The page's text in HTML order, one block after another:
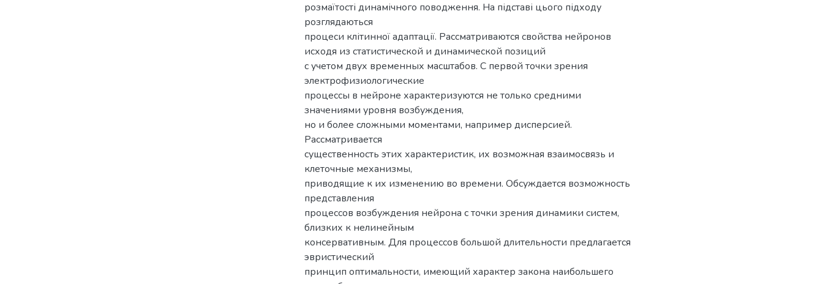
розмаїтості динамічного поводження. На підставі цього підходу
розглядаються
процеси клітинної адаптації. Рассматриваются свойства нейронов
исходя из статистической и динамической позиций
с учетом двух временных масштабов. С первой точки зрения
электрофизиологические
процессы в нейроне характеризуются не только средними
значениями уровня возбуждения,
но и более сложными моментами, например дисперсией.
Рассматривается
существенность этих характеристик, их возможная взаимосвязь и
клеточные механизмы,
приводящие к их изменению во времени. Обсуждается возможность
представления
процессов возбуждения нейрона с точки зрения динамики систем,
близких к нелинейным
консервативным. Для процессов большой длительности предлагается
эвристический
принцип оптимальности, имеющий характер закона наибольшего